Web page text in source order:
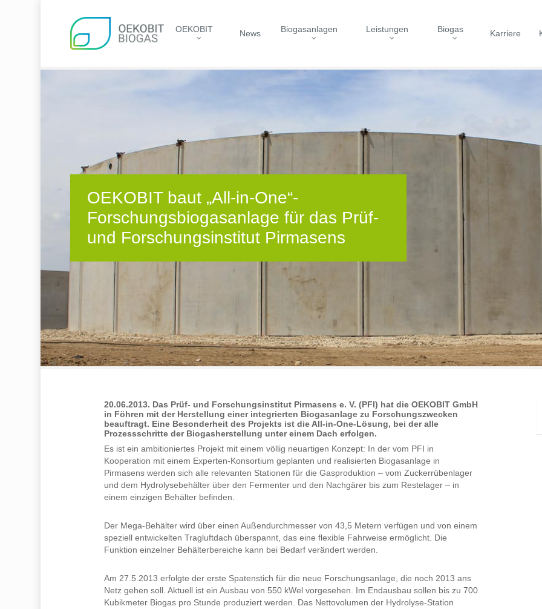
OEKOBIT News Biogasanlagen Leistungen Biogas Karriere
OEKOBIT baut „All-in-One“-
Forschungsbiogasanlage für das Prüf-
und Forschungsinstitut Pirmasens
20.06.2013. Das Prüf- und Forschungsinstitut Pirmasens e. V. (PFI) hat die OEKOBIT GmbH
in Föhren mit der Herstellung einer integrierten Biogasanlage zu Forschungszwecken
beauftragt. Eine Besonderheit des Projekts ist die All-in-One-Lösung, bei der alle
Prozessschritte der Biogasherstellung unter einem Dach erfolgen.
Es ist ein ambitioniertes Projekt mit einem völlig neuartigen Konzept: In der vom PFI in
Kooperation mit einem Experten-Konsortium geplanten und realisierten Biogasanlage in
Pirmasens werden sich alle relevanten Stationen für die Gasproduktion – vom Zuckerrübenlager
und dem Hydrolysebehälter über den Fermenter und den Nachgärer bis zum Restelager – in
einem einzigen Behälter befinden.
Der Mega-Behälter wird über einen Außendurchmesser von 43,5 Metern verfügen und von einem
speziell entwickelten Tragluftdach überspannt, das eine flexible Fahrweise ermöglicht. Die
Funktion einzelner Behälterbereiche kann bei Bedarf verändert werden.
Am 27.5.2013 erfolgte der erste Spatenstich für die neue Forschungsanlage, die noch 2013 ans
Netz gehen soll. Aktuell ist ein Ausbau von 550 kWel vorgesehen. Im Endausbau sollen bis zu 700
Kubikmeter Biogas pro Stunde produziert werden. Das Nettovolumen der Hydrolyse-Station